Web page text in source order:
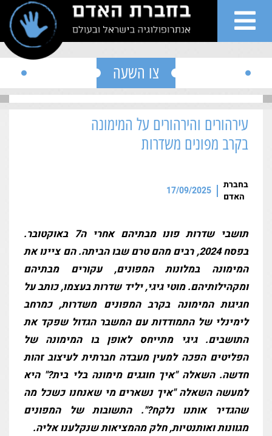
צו השעה
עירהורים והירהורים על המימונה
בקרב מפונים משדרות
בחברת
האדם
17/09/2025
תושבי שדרות פונו מבתיהם אחרי ה7 באוקטובר.
בפסח 2024, רבים מהם טרם שבו הביתה. הם ציינו את
המימונה במלונות המפונים, עקורים מבתיהם
ומקהילותיהם. מוטי גיגי, יליד שדרות בעצמו, כותב על
חגיגות המימונה בקרב המפונים משדרות, כמרחב
לימינלי של התמודדות עם המשבר הגדול שפקד את
התושבים. גיגי מתייחס לאופן בו המימונה של
הפליטים הפכה למעין מעבדה חברתית לעיצוב זהות
חדשה. השאלה "איך חוגגים מימונה בלי בית?" היא
למעשה השאלה "איך נשארים מי שאנחנו כשכל מה
שהגדיר אותנו נלקח?". התשובות של המפונים
מגוונות ואותנטיות, חלק מהמציאות שנקלענו אליה.